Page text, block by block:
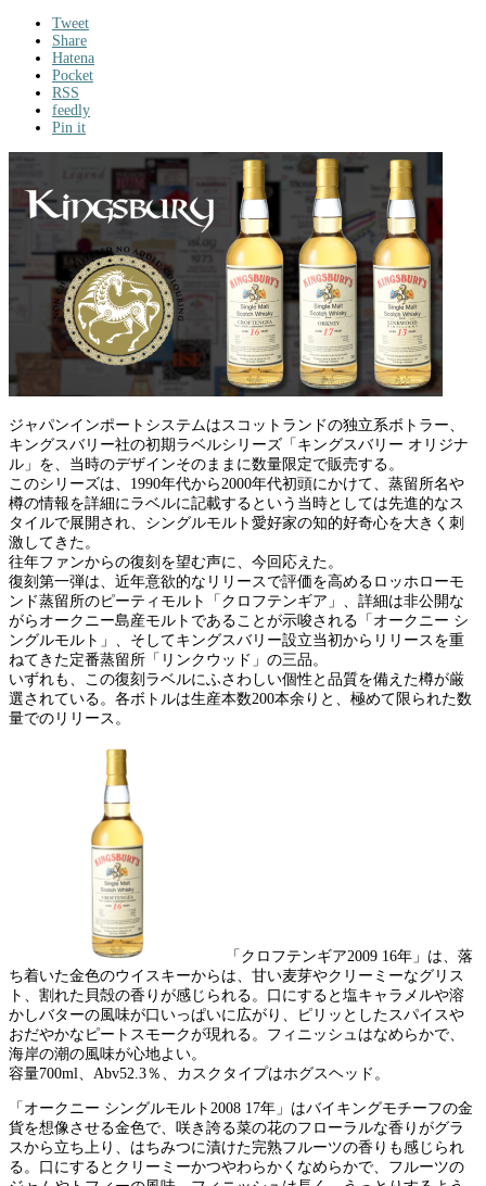
Tweet
Share
Hatena
Pocket
RSS
feedly
Pin it
ジャパンインポートシステムはスコットランドの独立系ボトラー、
キングスバリー社の初期ラベルシリーズ「キングスバリー オリジナ
ル」を、当時のデザインそのままに数量限定で販売する。
このシリーズは、1990年代から2000年代初頭にかけて、蒸留所名や
樽の情報を詳細にラベルに記載するという当時としては先進的なス
タイルで展開され、シングルモルト愛好家の知的好奇心を大きく刺
激してきた。
往年ファンからの復刻を望む声に、今回応えた。
復刻第一弾は、近年意欲的なリリースで評価を高めるロッホローモ
ンド蒸留所のピーティモルト「クロフテンギア」、詳細は非公開な
がらオークニー島産モルトであることが示唆される「オークニー シ
ングルモルト」、そしてキングスバリー設立当初からリリースを重
ねてきた定番蒸留所「リンクウッド」の三品。
いずれも、この復刻ラベルにふさわしい個性と品質を備えた樽が厳
選されている。各ボトルは生産本数200本余りと、極めて限られた数
量でのリリース。
「クロフテンギア2009 16年」は、落
ち着いた金色のウイスキーからは、甘い麦芽やクリーミーなグリス
ト、割れた貝殻の香りが感じられる。口にすると塩キャラメルや溶
かしバターの風味が口いっぱいに広がり、ピリッとしたスパイスや
おだやかなピートスモークが現れる。フィニッシュはなめらかで、
海岸の潮の風味が心地よい。
容量700ml、Abv52.3％、カスクタイプはホグスヘッド。
「オークニー シングルモルト2008 17年」はバイキングモチーフの金
貨を想像させる金色で、咲き誇る菜の花のフローラルな香りがグラ
スから立ち上り、はちみつに漬けた完熟フルーツの香りも感じられ
る。口にするとクリーミーかつやわらかくなめらかで、フルーツの